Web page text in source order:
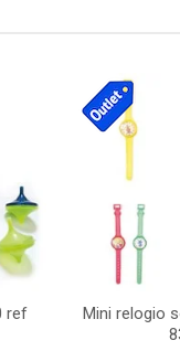
ref
Mini relogio